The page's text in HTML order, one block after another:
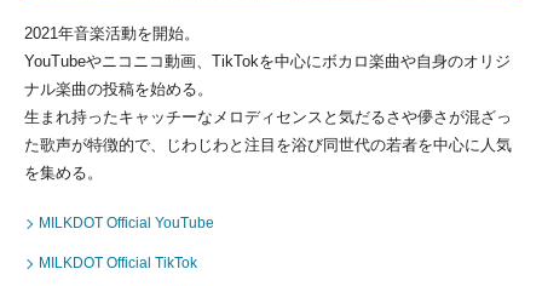
2021年音楽活動を開始。
YouTubeやニコニコ動画、TikTokを中心にボカロ楽曲や自身のオリジ
ナル楽曲の投稿を始める。
生まれ持ったキャッチーなメロディセンスと気だるさや儚さが混ざっ
た歌声が特徴的で、じわじわと注目を浴び同世代の若者を中心に人気
を集める。
MILKDOT Official YouTube
MILKDOT Official TikTok